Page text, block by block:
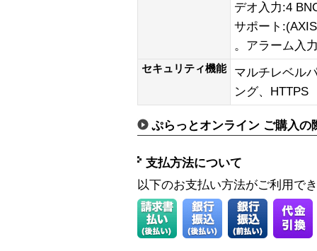
デオ入力:4
サポート
。アラーム入
セキュリティ機能
マルチレベル
ング、HTTPS
ぷらっとオンライン ご購入の
支払方法について
以下のお支払い方法がご利用で